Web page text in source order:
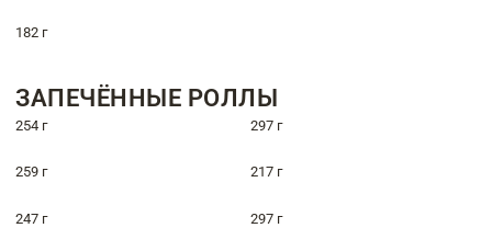
182 г
ЗАПЕЧЁННЫЕ РОЛЛЫ
254 г 297 г
259 г 217 г
247 г 297 г